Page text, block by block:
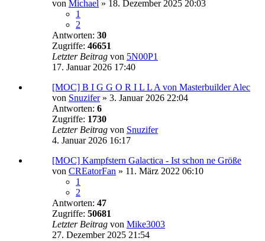
von Michael » 18. Dezember 2025 20:03
1
2
Antworten: 30
Zugriffe: 46651
Letzter Beitrag von 5N00P1
17. Januar 2026 17:40
[MOC] B I G G O R I L L A von Masterbuilder Alec
von Snuzifer» 3. Januar 2026 22:04
Antworten: 6
Zugriffe: 1730
Letzter Beitrag von Snuzifer
4. Januar 2026 16:17
[MOC] Kampfstern Galactica - Ist schon ne Größe
von CREatorFan » 11. März 2022 06:10
1
2
Antworten: 47
Zugriffe: 50681
Letzter Beitrag von Mike3003
27. Dezember 2025 21:54